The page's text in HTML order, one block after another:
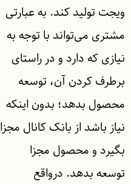
ویجت تولید کند. به عبارتی
مشتری می‌تواند با توجه به
نیازی که دارد و در راستای
برطرف کردن آن، توسعه
محصول بدهد؛ بدون اینکه
نیاز باشد از بانک کانال مجزا
بگیرد و محصول مجزا
توسعه بدهد. درواقع